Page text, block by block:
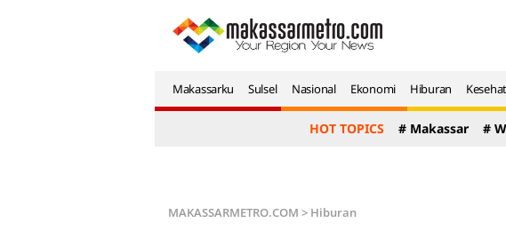
Makassarku Sulsel Nasional Ekonomi Hiburan
HOT TOPICS # Makassar #
MAKASSARMETRO.COM > Hiburan